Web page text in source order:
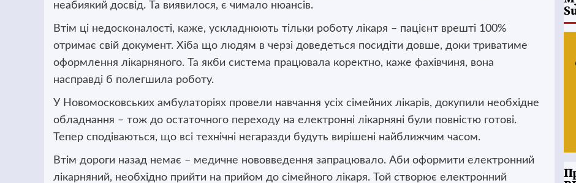
неабиякий досвід. Та виявилося, є чимало нюансів.
Втім ці недосконалості, каже, ускладнюють тільки роботу лікаря – пацієнт врешті 100%
отримає свій документ. Хіба що людям в черзі доведеться посидіти довше, доки триватиме
оформлення лікарняного. Та якби система працювала коректно, каже фахівчиня, вона
насправді б полегшила роботу.
У Новомосковських амбулаторіях провели навчання усіх сімейних лікарів, докупили необхідне
обладнання – тож до остаточного переходу на електронні лікарняні були повністю готові.
Тепер сподіваються, що всі технічні негаразди будуть вирішені найближчим часом.
Втім дороги назад немає – медичне нововведення запрацювало. Аби оформити електронний
лікарняний, необхідно прийти на прийом до сімейного лікаря. Той створює електронний